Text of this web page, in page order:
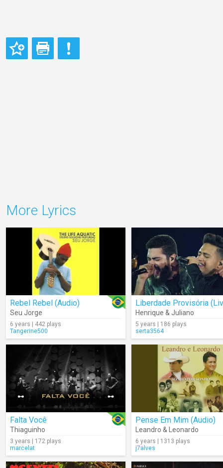
More Lyrics
Rebel Rebel (Audio)
Seu Jorge
6 years | 442 plays
Tangerine500
Liberdade Provisória
Henrique & Juliano
5 years | 186 plays
serta3564
Falta Você
Thiaguinho
3 years | 172 plays
marcelat
Pense Em Mim (Audio)
Leandro & Leonardo
6 years | 1313 plays
j7alves